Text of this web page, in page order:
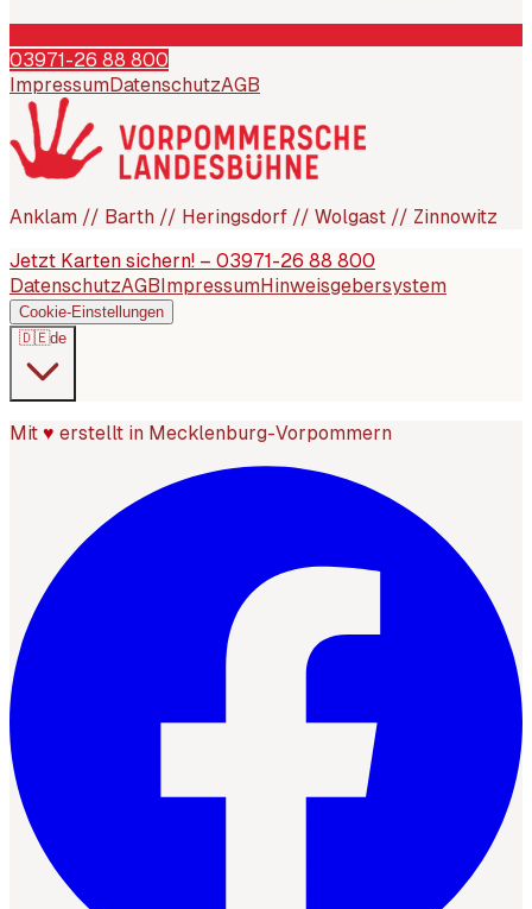
03971-26 88 800
Impressum DatenschutzAGB
Anklam // Barth // Heringsdorf // Wolgast // Zinnowitz
Jetzt Karten sichern! – 03971-26 88 800
DatenschutzAGB ImpressumHinweisgebersystem
Cookie-Einstellungen
🇩🇪de
Mit ♥ erstellt in Mecklenburg-Vorpommern